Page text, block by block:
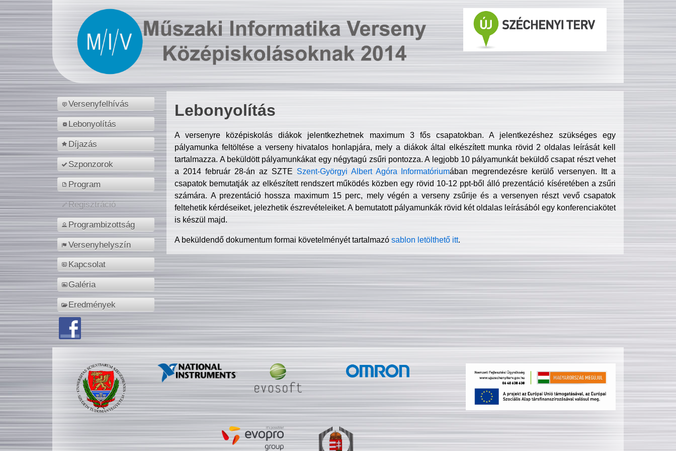
Versenyfelhívás
Lebonyolítás
Díjazás
Szponzorok
Program
Regisztráció
Programbizottság
Versenyhelyszín
Kapcsolat
Galéria
Eredmények
Lebonyolítás
A versenyre középiskolás diákok jelentkezhetnek maximum 3 fős csapatokban. A jelentkezéshez szükséges egy
pályamunka feltöltése a verseny hivatalos honlapjára, mely a diákok által elkészített munka rövid 2 oldalas leírását kell
tartalmazza. A beküldött pályamunkákat egy négytagú zsűri pontozza. A legjobb 10 pályamunkát beküldő csapat részt vehet
a 2014 február 28-án az SZTE Szent-Györgyi Albert Agóra Informatóriumában megrendezésre kerülő versenyen. Itt a
csapatok bemutatják az elkészített rendszert működés közben egy rövid 10-12 ppt-ből álló prezentáció kíséretében a zsűri
számára. A prezentáció hossza maximum 15 perc, mely végén a verseny zsűrije és a versenyen részt vevő csapatok
feltehetik kérdéseiket, jelezhetik észrevételeiket. A bemutatott pályamunkák rövid két oldalas leírásából egy konferenciakötet
is készül majd.
A beküldendő dokumentum formai követelményét tartalmazósablon letölthető itt.